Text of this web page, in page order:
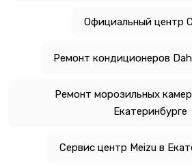
Официальный центр
Ремонт кондиционеров
Ремонт морозильных
Екатеринбурге
Сервис центр Meizu в